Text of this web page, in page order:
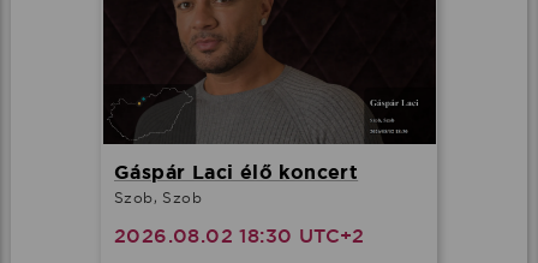
Gáspár Laci élő koncert
Szob, Szob
2026.08.02 18:30 UTC+2